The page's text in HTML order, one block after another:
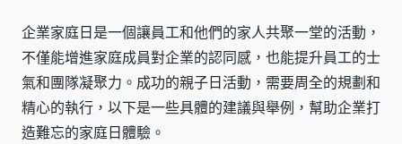
企業家庭日是一個讓員工和他們的家人共聚一堂的活動，
不僅能增進家庭成員對企業的認同感，也能提升員工的士
氣和團隊凝聚力。成功的親子日活動，需要周全的規劃和
精心的執行，以下是一些具體的建議與舉例，幫助企業打
造難忘的家庭日體驗。